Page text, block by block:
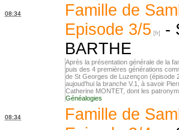
08:34
Famille de
Episode 3/5
-
BARTHE
Après la présentation générale de la
puis des 4 premières générations
de St Georges de Luzençon (épisode
aujoud'hui la branche V.1, à savoir
Catherine MONTET, dont les
Généalogies
08:34
Famille de